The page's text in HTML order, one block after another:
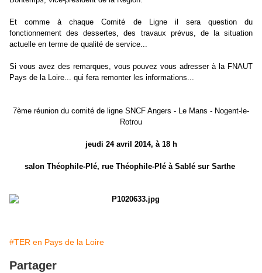
Et comme à chaque Comité de Ligne il sera question du
fonctionnement des dessertes, des travaux prévus, de la situation
actuelle en terme de qualité de service...
Si vous avez des remarques, vous pouvez vous adresser à la FNAUT
Pays de la Loire... qui fera remonter les informations...
7ème réunion du comité de ligne SNCF Angers - Le Mans - Nogent-le-
Rotrou
jeudi 24 avril 2014, à 18 h
salon Théophile-Plé, rue Théophile-Plé à Sablé sur Sarthe
#TER en Pays de la Loire
Partager